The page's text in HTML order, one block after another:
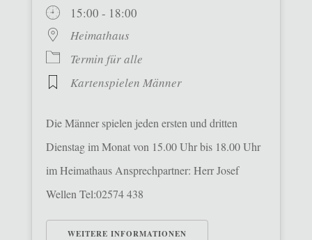
15:00 - 18:00
Heimathaus
Termin für alle
Kartenspielen Männer
Die Männer spielen jeden ersten und dritten
Dienstag im Monat von 15.00 Uhr bis 18.00 Uhr
im Heimathaus Ansprechpartner: Herr Josef
Wellen Tel:02574 438
WEITERE INFORMATIONEN